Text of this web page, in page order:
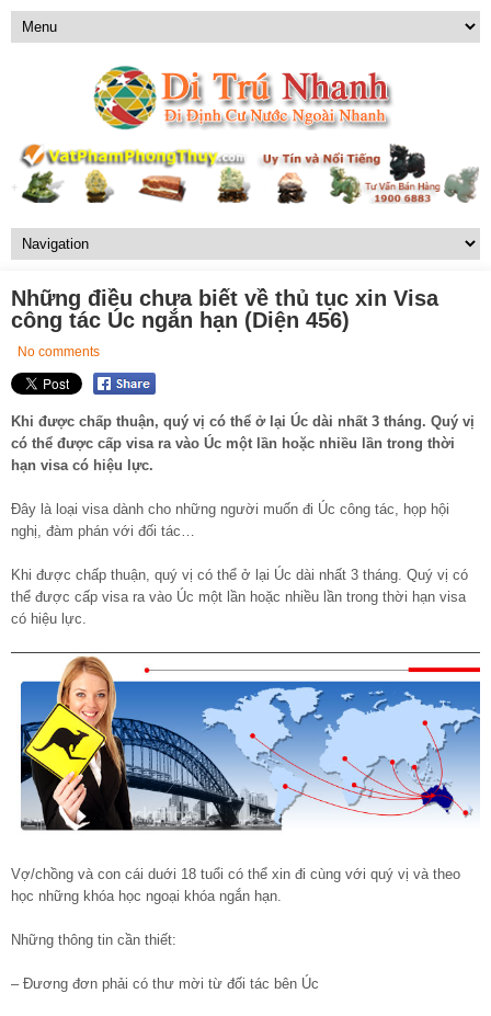
Những điều chưa biết về thủ tục xin Visa
công tác Úc ngắn hạn (Diện 456)
No comments
Khi được chấp thuận, quý vị có thể ở lại Úc dài nhất 3 tháng. Quý vị
có thể được cấp visa ra vào Úc một lần hoặc nhiều lần trong thời
hạn visa có hiệu lực.
Đây là loại visa dành cho những người muốn đi Úc công tác, họp hội
nghị, đàm phán với đối tác…
Khi được chấp thuận, quý vị có thể ở lại Úc dài nhất 3 tháng. Quý vị có
thể được cấp visa ra vào Úc một lần hoặc nhiều lần trong thời hạn visa
có hiệu lực.
Vợ/chồng và con cái duới 18 tuổi có thể xin đi cùng với quý vị và theo
học những khóa học ngoại khóa ngắn hạn.
Những thông tin cần thiết:
– Đương đơn phải có thư mời từ đối tác bên Úc